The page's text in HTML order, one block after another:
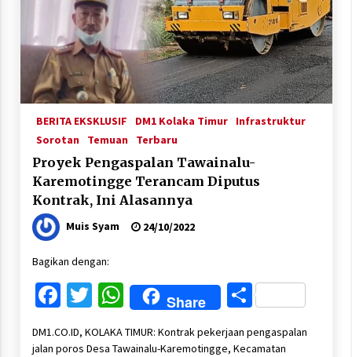
BERITA EKSKLUSIF DM1 Kolaka Timur
Infrastruktur
Sorotan
Temuan Terbaru
Proyek Pengaspalan Tawainalu-
Karemotingge Terancam Diputus
Kontrak, Ini Alasannya
Muis Syam 24/10/2022
Bagikan dengan:
Facebook
Twitter
WhatsApp
Share Share
DM1.CO.ID, KOLAKA TIMUR: Kontrak pekerjaan pengaspalan
jalan poros Desa Tawainalu-Karemotingge, Kecamatan